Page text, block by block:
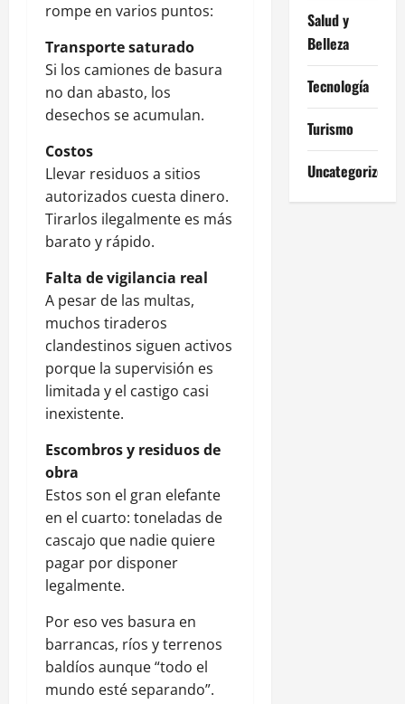
rompe en varios puntos:
Transporte saturado
Si los camiones de basura
no dan abasto, los
desechos se acumulan.
Costos
Llevar residuos a sitios
autorizados cuesta dinero.
Tirarlos ilegalmente es más
barato y rápido.
Falta de vigilancia real
A pesar de las multas,
muchos tiraderos
clandestinos siguen activos
porque la supervisión es
limitada y el castigo casi
inexistente.
Escombros y residuos de
obra
Estos son el gran elefante
en el cuarto: toneladas de
cascajo que nadie quiere
pagar por disponer
legalmente.
Por eso ves basura en
barrancas, ríos y terrenos
baldíos aunque “todo el
mundo esté separando”.
Salud y
Belleza
Tecnología
Turismo
Uncategorized